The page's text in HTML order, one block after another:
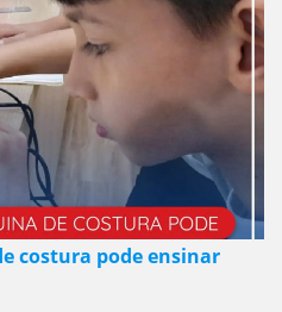
costura pode ensinar